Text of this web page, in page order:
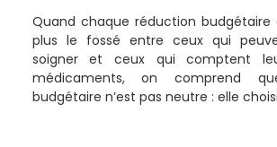
Quand chaque réduction budgétaire
plus le fossé entre ceux qui
soigner et ceux qui comptent
médicaments, on comprend
budgétaire n’est pas neutre : elle